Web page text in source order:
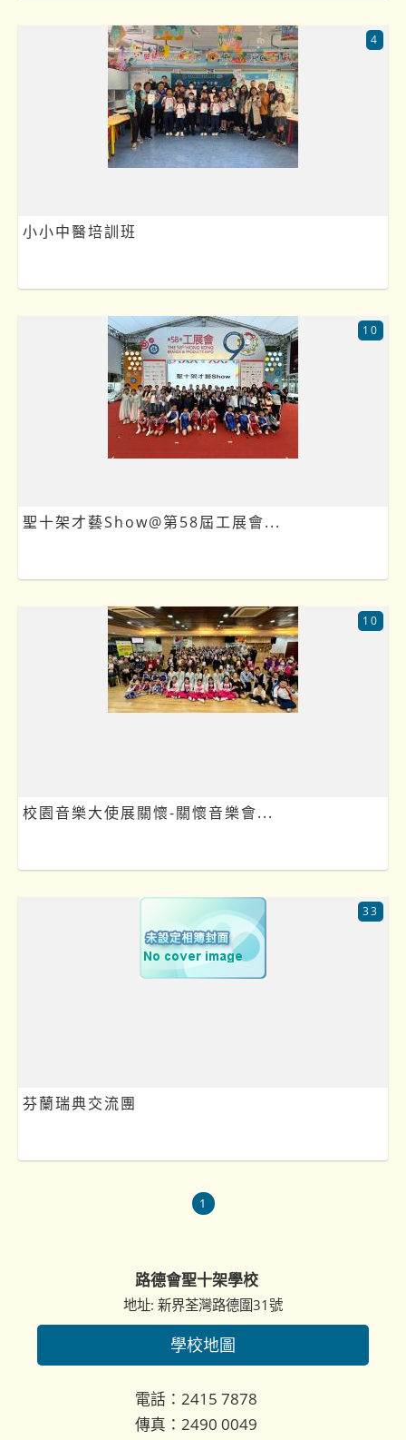
小小中醫培訓班
4
聖十架才藝Show@第58屆工展會...
10
校園音樂大使展關懷-關懷音樂會...
10
芬蘭瑞典交流團
33
1
路德會聖十架學校
地址: 新界荃灣路德圍31號
學校地圖
電話：2415 7878
傳真：2490 0049